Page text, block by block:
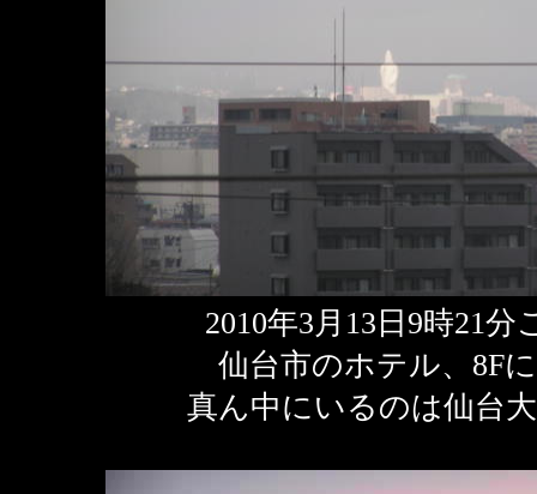
2010年3月13日9時21分
仙台市のホテル、8F
真ん中にいるのは仙台